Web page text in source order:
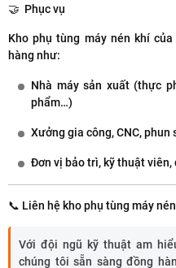
🤝 Phục vụ
Kho phụ tùng máy nén khí
hàng như:
Nhà máy sản xuất (thực
phẩm…)
Xưởng gia công, CNC, phun
Đơn vị bảo trì, kỹ thuật
📞 Liên hệ kho phụ tùng máy
Với đội ngũ kỹ thuật am
chúng tôi sẵn sàng đồng